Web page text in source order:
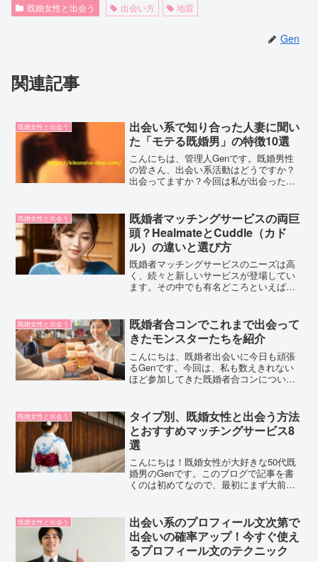
既婚女性と出会う 出会い方 地雷
Gen
関連記事
既婚女性と出会う
出会い系で知り合った人妻に聞い
た「モテる既婚男」の特徴10選
こんにちは、管理人Genです。既婚男性
の皆さん、出会い系活動はどうですか？
出会ってますか？今回は私が出会った人
も目からウロコだったので、そのお話を
公開したいと思います。...
既婚女性と出会う
既婚者マッチングサービスの両巨
頭？HealmateとCuddle（カド
ル）の違いと選び方
既婚者マッチングサービスのニーズは高
く、続々と新しいサービスが登場してい
ます。その中でも有名どころといえば、
他にもありますね。afternoonとかマリー
ゴーとか。まだ実...
既婚女性と出会う
既婚者合コンでこれまで出会って
きたモンスターたちを紹介
こんにちは、既婚者出会いに今日も頑張
るGenです。今回は、私も数えきれない
ほど参加してきた既婚者合コンについて
必ずいます。私は男なので、特に気にな
るのは人妻のモンスター...
既婚女性と出会う
タイプ別、既婚女性と出会う方法
とおすすめマッチングサービス8
選
こんにちは！既婚女性が大好きな50代既
婚男のGenです。このブログで記事を書
くのは初めてなので、最初にまず大前提
Genが結婚してから100人以上と大人のお
付き合いをして...
既婚女性と出会う
出会い系のプロフィール文次第で
出会いの確率アップ！今すぐ使え
るプロフィール文のテクニック